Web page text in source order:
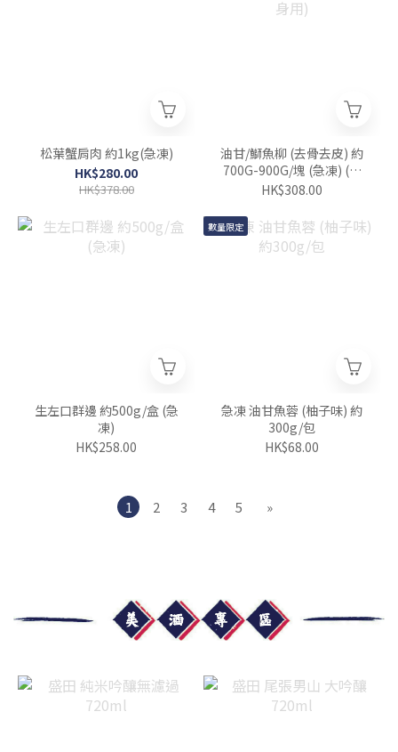
松葉蟹肩肉 約1kg(急凍)
HK$280.00
HK$378.00
油甘/鰤魚柳 (去骨去皮) 約
700G-900G/塊 (急凍) (刺
身用)
HK$308.00
生左口群邊 約500g/盒 (急
凍)
HK$258.00
數量限定
急凍 油甘魚蓉 (柚子味) 約
300g/包
HK$68.00
1 2 3 4 5 »